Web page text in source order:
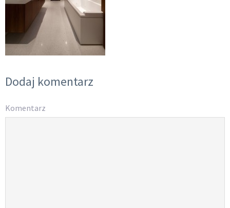
Dodaj komentarz
Komentarz